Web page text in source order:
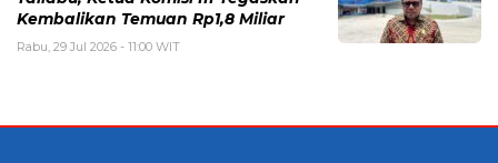
Kembalikan Temuan Rp1,8 Miliar
Rabu, 29 Jul 2026 - 11:00 WIT